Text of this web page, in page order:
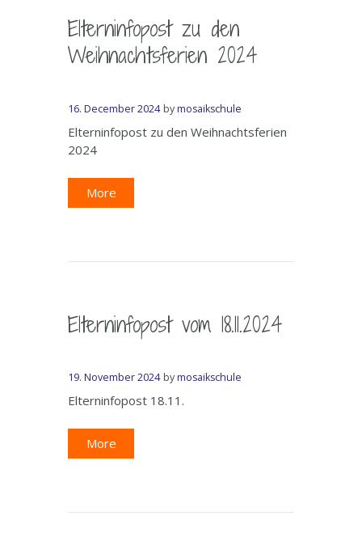
Elterninfopost zu den
Weihnachtsferien 2024
16. December 2024 bymosaikschule
Elterninfopost zu den Weihnachtsferien
2024
More
Elterninfopost vom 18.11.2024
19. November 2024 bymosaikschule
Elterninfopost 18.11.
More